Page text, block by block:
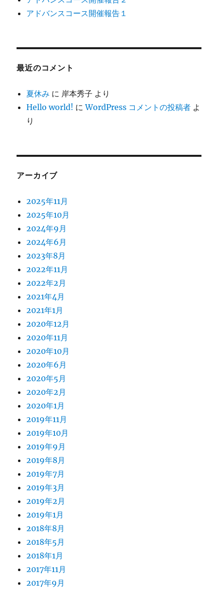
アドバンスコース開催報告１
最近のコメント
夏休み に 岸本秀子 より
Hello world! にWordPress コメントの投稿者 よ
り
アーカイブ
2025年11月
2025年10月
2024年9月
2024年6月
2023年8月
2022年11月
2022年2月
2021年4月
2021年1月
2020年12月
2020年11月
2020年10月
2020年6月
2020年5月
2020年2月
2020年1月
2019年11月
2019年10月
2019年9月
2019年8月
2019年7月
2019年3月
2019年2月
2019年1月
2018年8月
2018年5月
2018年1月
2017年11月
2017年9月